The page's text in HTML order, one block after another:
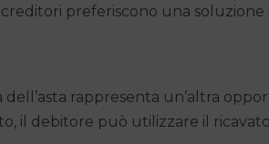
preferiscono una
dell’asta rappresenta un’altra
il debitore può utilizzare il